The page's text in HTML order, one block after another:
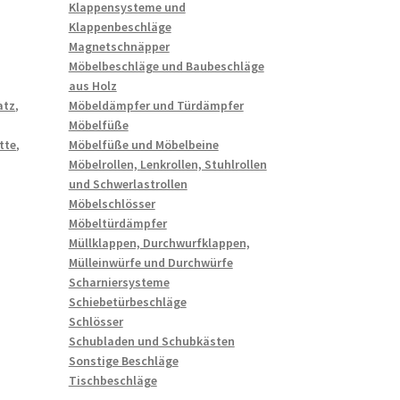
,
,
Klappensysteme und
Klappenbeschläge
Magnetschnäpper
Möbelbeschläge und Baubeschläge
aus Holz
Möbeldämpfer und Türdämpfer
Möbelfüße
Möbelfüße und Möbelbeine
Möbelrollen, Lenkrollen, Stuhlrollen
und Schwerlastrollen
Möbelschlösser
Möbeltürdämpfer
Müllklappen, Durchwurfklappen,
Mülleinwürfe und Durchwürfe
Scharniersysteme
Schiebetürbeschläge
Schlösser
Schubladen und Schubkästen
Sonstige Beschläge
Tischbeschläge